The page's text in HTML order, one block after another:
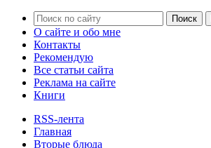
О сайте и обо мне
Контакты
Рекомендую
Все статьи сайта
Реклама на сайте
Книги
RSS-лента
Главная
Вторые блюда